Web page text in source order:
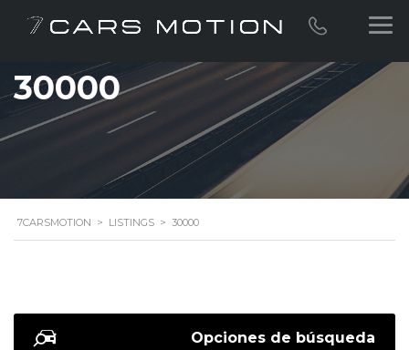
30000
7CARSMOTION > LISTINGS > 30000
Opciones de búsqueda